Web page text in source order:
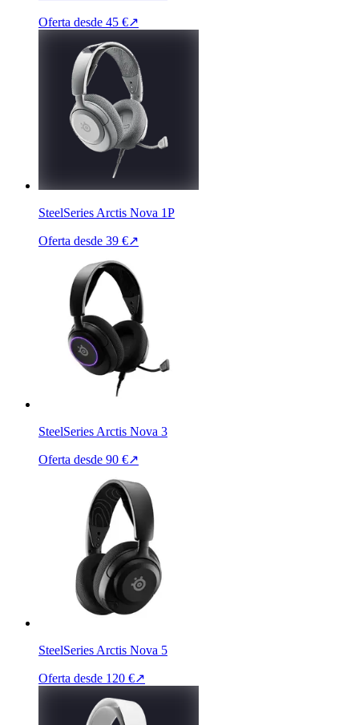
Oferta desde 45 €↗
SteelSeries Arctis Nova 1P
Oferta desde 39 €↗
SteelSeries Arctis Nova 3
Oferta desde 90 €↗
SteelSeries Arctis Nova 5
Oferta desde 120 €↗